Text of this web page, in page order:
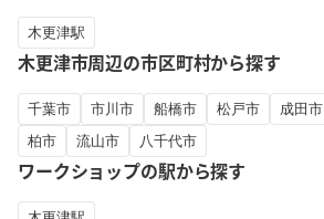
木更津駅
木更津市周辺の市区町村から探す
千葉市 市川市 船橋市 松戸市 成田市
柏市
流山市 八千代市
ワークショップの駅から探す